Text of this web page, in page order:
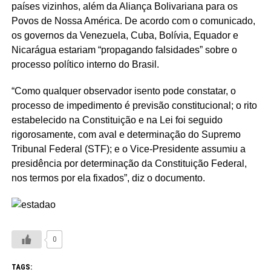
países vizinhos, além da Aliança Bolivariana para os
Povos de Nossa América. De acordo com o comunicado,
os governos da Venezuela, Cuba, Bolívia, Equador e
Nicarágua estariam “propagando falsidades” sobre o
processo político interno do Brasil.
“Como qualquer observador isento pode constatar, o
processo de impedimento é previsão constitucional; o rito
estabelecido na Constituição e na Lei foi seguido
rigorosamente, com aval e determinação do Supremo
Tribunal Federal (STF); e o Vice-Presidente assumiu a
presidência por determinação da Constituição Federal,
nos termos por ela fixados”, diz o documento.
0
TAGS: